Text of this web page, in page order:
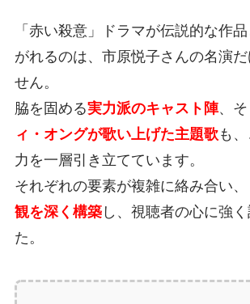
「赤い殺意」ドラマが伝説的な作
がれるのは、市原悦子さんの名演
せん。
脇を固める実力派のキャスト陣、そ
ィ・オングが歌い上げた主題歌も
力を一層引き立てています。
それぞれの要素が複雑に絡み合い、
観を深く構築し、視聴者の心に強
た。